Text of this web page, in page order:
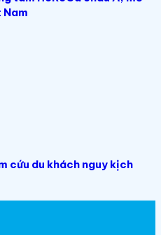
Nam
cứu du khách nguy kịch